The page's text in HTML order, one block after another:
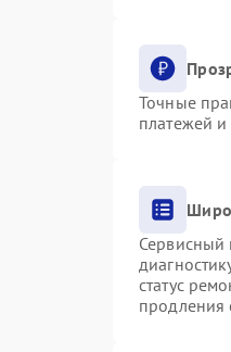
Точные
платежей и
Сервисный
статус
продления